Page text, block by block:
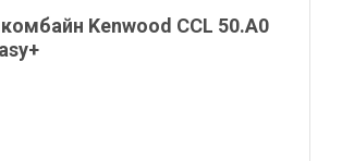
Kenwood CCL 50.A0